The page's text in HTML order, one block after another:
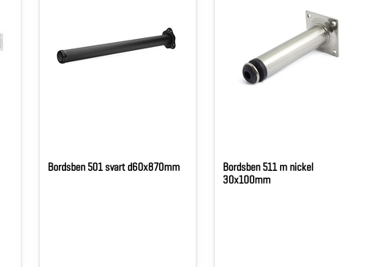
Bordsben 501 svart d60x870mm
Bordsben 511 m nickel
30x100mm